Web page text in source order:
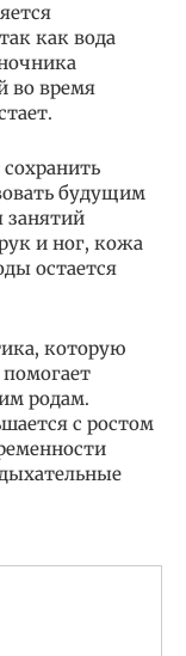
как вода
во время
будущим
занятий
и ног, кожа
остается
которую
родам.
с ростом